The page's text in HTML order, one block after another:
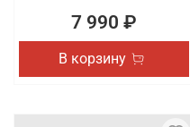
7 990 ₽
В корзину